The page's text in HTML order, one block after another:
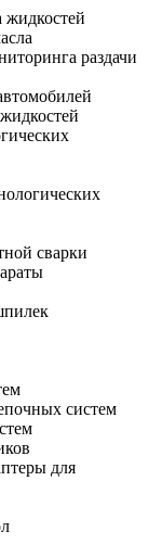
жидкостей
раздачи
сварки
систем
для